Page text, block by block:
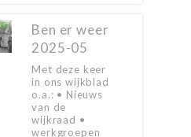
Ben er weer
2025-05
Met deze keer
in ons wijkblad
o.a.: • Nieuws
van de
wijkraad •
werkgroepen